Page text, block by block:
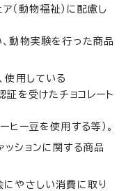
（動物福祉）に配慮し
動物実験を行った商品
使用している
証を受けたチョコレート
ヒー豆を使用する等）。
ションに関する商品
にやさしい消費に取り